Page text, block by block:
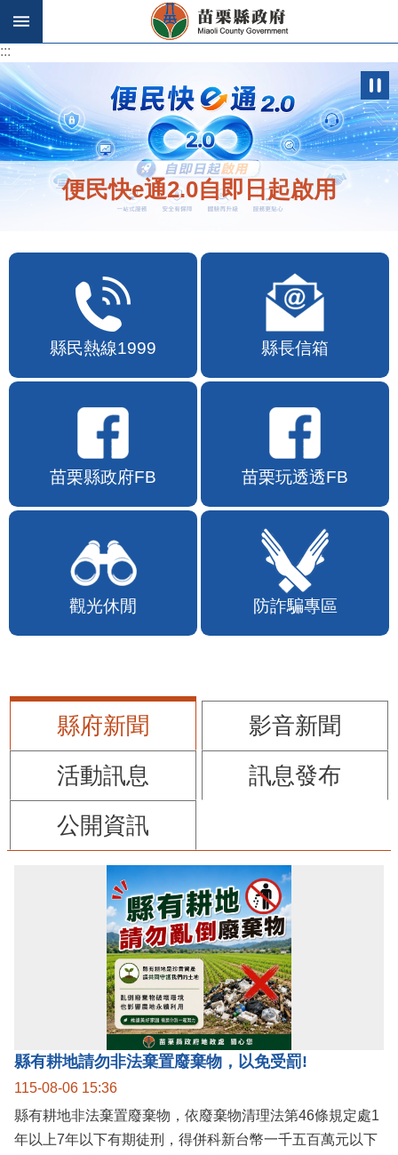
跳到主要內容區塊
:::
:::
便民快e通2.0自即日起啟用
縣民熱線1999 縣長信箱
苗栗縣政府FB 苗栗玩透透FB
觀光休閒 防詐騙專區
縣府新聞
影音新聞
活動訊息
訊息發布
公開資訊
縣有耕地請勿非法棄置廢棄物，以免受罰!
115-08-06 15:36
縣有耕地非法棄置廢棄物，依廢棄物清理法第46條規定處1
年以上7年以下有期徒刑，得併科新台幣一千五百萬元以下